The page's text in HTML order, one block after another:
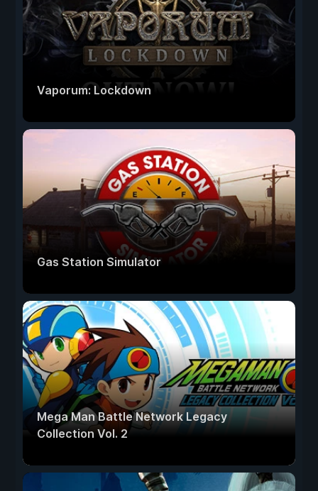
Vaporum: Lockdown
Gas Station Simulator
Mega Man Battle Network Legacy
Collection Vol. 2